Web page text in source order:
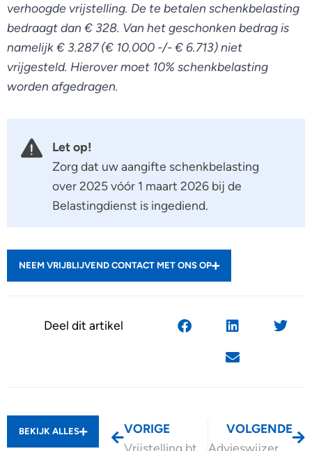
verhoogde vrijstelling. De te betalen schenkbelasting
bedraagt dan € 328. Van het geschonken bedrag is
namelijk € 3.287 (€ 10.000 -/- € 6.713) niet
vrijgesteld. Hierover moet 10% schenkbelasting
worden afgedragen.
Let op!
Zorg dat uw aangifte schenkbelasting
over 2025 vóór 1 maart 2026 bij de
Belastingdienst is ingediend.
NEEM VRIJBLIJVEND CONTACT MET ONS OP
Deel dit artikel
BEKIJK ALLES
VORIGE
VOLGENDE